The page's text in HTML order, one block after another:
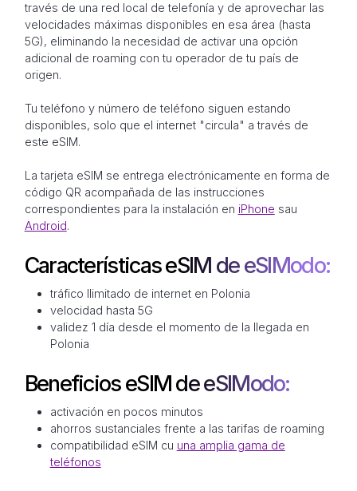
través de una red local de telefonía y de aprovechar las
velocidades máximas disponibles en esa área (hasta
5G), eliminando la necesidad de activar una opción
adicional de roaming con tu operador de tu país de
origen.
Tu teléfono y número de teléfono siguen estando
disponibles, solo que el internet "circula" a través de
este eSIM.
La tarjeta eSIM se entrega electrónicamente en forma de
código QR acompañada de las instrucciones
correspondientes para la instalación en iPhone sau
Android.
Características eSIM de eSIModo:
tráfico Ilimitado de internet en Polonia
velocidad hasta 5G
validez 1 día desde el momento de la llegada en
Polonia
Beneficios eSIM de eSIModo:
activación en pocos minutos
ahorros sustanciales frente a las tarifas de roaming
compatibilidad eSIM cu una amplia gama de
teléfonos